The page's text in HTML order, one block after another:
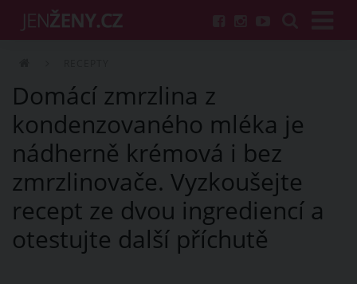
Domácí zmrzlina z
kondenzovaného mléka je
nádherně krémová i bez
zmrzlinovače. Vyzkoušejte
recept ze dvou ingrediencí a
otestujte další příchutě